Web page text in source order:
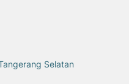
Selatan